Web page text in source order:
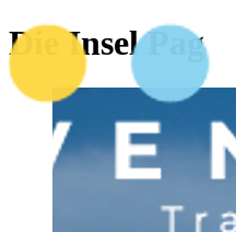
Die Insel Pag